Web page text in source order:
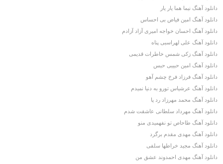
دانلود آهنگ نیما هما یار یار
دانلود آهنگ امین فیاض بی احساس
دانلود آهنگ احسان خواجه امیری آزاد آزادم
دانلود آهنگ علی لهراسبی پناه
دانلود آهنگ زکی شمس خاطرات قدیمی
دانلود آهنگ امین حبیبی حبس
دانلود آهنگ فرزاد فرخ چشم آهو
دانلود آهنگ عرشیاس تورو به دنیا نمیدم
دانلود آهنگ محمد مهرزاد رد پا
دانلود آهنگ مهرداد سلطانی عاشقت شدم
دانلود آهنگ طاحاص تو نفهمیدی منو
دانلود آهنگ مهدی مقدم برگرد
دانلود آهنگ مجید خراطها سلفی
دانلود آهنگ مهدی احمدوند عشق من